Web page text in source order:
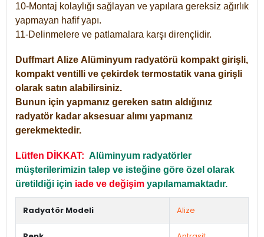
10-Montaj kolaylığı sağlayan ve yapılara gereksiz ağırlık
yapmayan hafif yapı.
11-Delinmelere ve patlamalara karşı dirençlidir.
Duffmart Alize Alüminyum radyatörü kompakt girişli,
kompakt ventilli ve çekirdek termostatik vana girişli
olarak satın alabilirsiniz.
Bunun için yapmanız gereken satın aldığınız
radyatör kadar aksesuar alımı yapmanız
gerekmektedir.
Lütfen DİKKAT: Alüminyum radyatörler
müşterilerimizin talep ve isteğine göre özel olarak
üretildiği için iade ve değişim yapılamamaktadır.
Radyatör Modeli Alize